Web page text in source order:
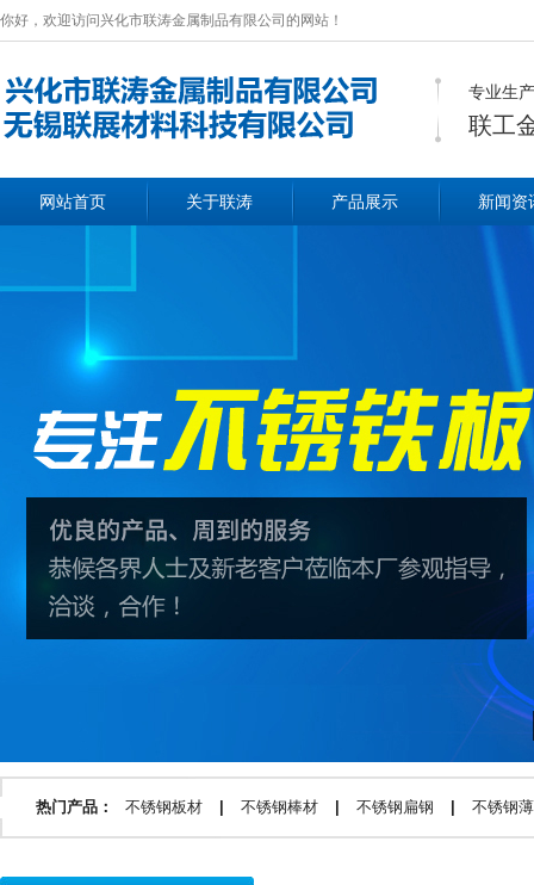
你好，欢迎访问兴化市联涛金属制品有限公司的网站！
专业生
联工
网站首页 关于联涛 产品展示 新闻资
热门产品： 不锈钢板材 不锈钢棒材 不锈钢扁钢 不锈钢